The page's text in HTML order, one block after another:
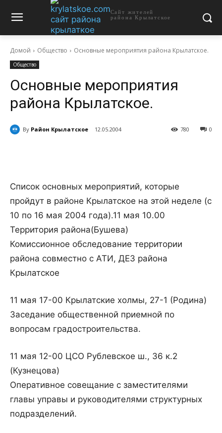
Сайт жителей
района Крылатское
Домой Общество Основные мероприятия района Крылатское.
Общество
Основные мероприятия
района Крылатское.
By Район Крылатское 12.05.2004 0
780
Список основных мероприятий, которые
пройдут в районе Крылатское на этой неделе (с
10 по 16 мая 2004 года).11 мая 10.00
Территория района(Бушева)
Комиссионное обследование территории
района совместно с АТИ, ДЕЗ района
Крылатское
11 мая 17-00 Крылатские холмы, 27-1 (Родина)
Заседание общественной приемной по
вопросам градостроительства.
11 мая 12-00 ЦСО Рублевское ш., 36 к.2
(Кузнецова)
Оперативное совещание с заместителями
главы управы и руководителями структурных
подразделений.